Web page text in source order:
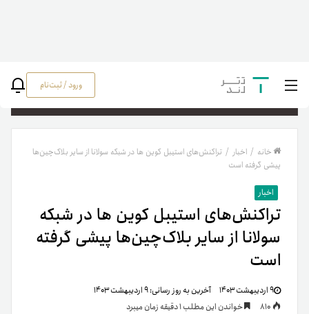
ورود / ثبت‌نام
خانه / اخبار / تراکنش‌های استیبل کوین ها در شبکه سولانا از سایر بلاک‌چین‌ها
پیشی گرفته است
اخبار
تراکنش‌های استیبل کوین ها در شبکه
سولانا از سایر بلاک‌چین‌ها پیشی گرفته
است
۹ اردیبهشت ۱۴۰۳ آخرین به روز رسانی:۹ اردیبهشت ۱۴۰۳
خواندن این مطلب 1 دقیقه زمان میبرد